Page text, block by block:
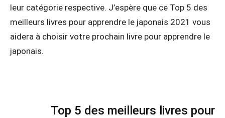
leur catégorie respective. J’espère que ce Top 5 des
meilleurs livres pour apprendre le japonais 2021 vous
aidera à choisir votre prochain livre pour apprendre le
japonais.
Top 5 des meilleurs livres pour